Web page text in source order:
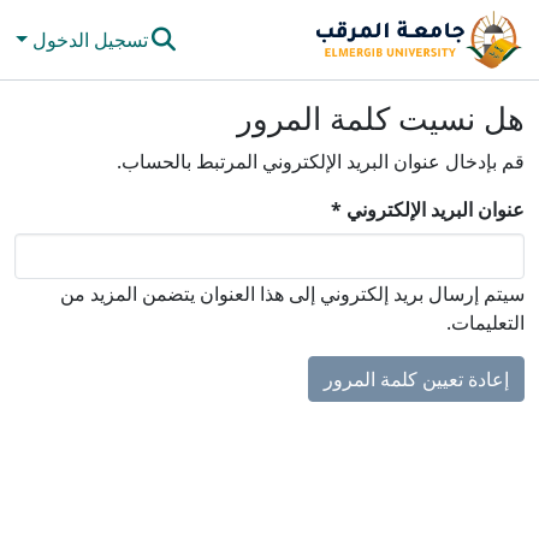
تسجيل الدخول
المجتمعات والحاويات
كل دي سبيس
الإحصائيات
هل نسيت كلمة المرور
قم بإدخال عنوان البريد الإلكتروني المرتبط بالحساب.
عنوان البريد الإلكتروني *
سيتم إرسال بريد إلكتروني إلى هذا العنوان يتضمن المزيد من
التعليمات.
إعادة تعيين كلمة المرور